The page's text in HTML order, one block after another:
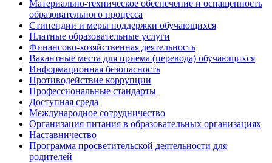
Материально-техническое обеспечение и оснащенность
образовательного процесса
Стипендии и меры поддержки обучающихся
Платные образовательные услуги
Финансово-хозяйственная деятельность
Вакантные места для приема (перевода) обучающихся
Информационная безопасность
Противодействие коррупции
Профессиональные стандарты
Доступная среда
Международное сотрудничество
Организация питания в образовательных организациях
Наставничество
Программа просветительской деятельности для
родителей